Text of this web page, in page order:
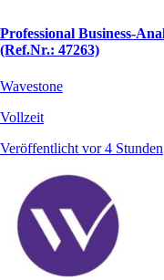
Professional Business-
(Ref.Nr.: 47263)
Wavestone
Vollzeit
Veröffentlicht vor 4 Stunden